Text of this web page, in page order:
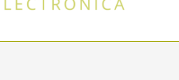
Accés i seguretat
Utilitats